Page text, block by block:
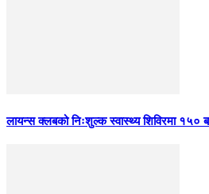
लायन्स क्लबको निःशुल्क स्वास्थ्य शिविरमा १५०